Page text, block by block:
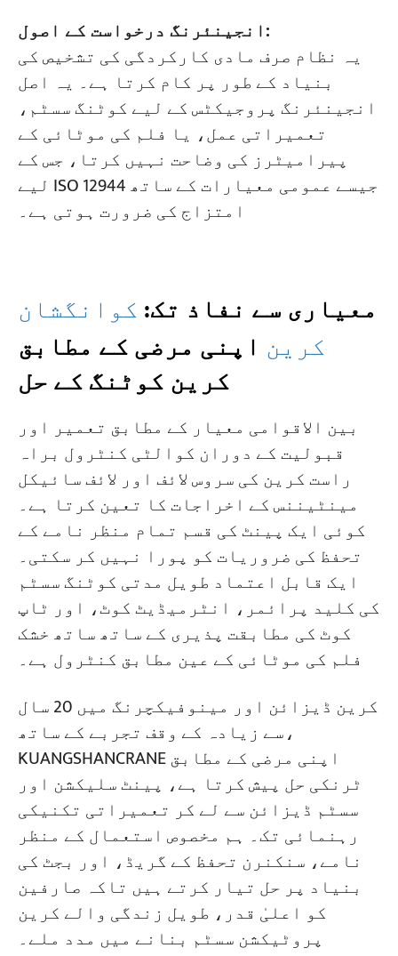
انجینئرنگ درخواست کے اصول:
یہ نظام صرف مادی کارکردگی کی تشخیص کی
بنیاد کے طور پر کام کرتا ہے۔ یہ اصل
انجینئرنگ پروجیکٹس کے لیے کوٹنگ سسٹم،
تعمیراتی عمل، یا فلم کی موٹائی کے
پیرامیٹرز کی وضاحت نہیں کرتا، جس کے
لیے ISO 12944 جیسے عمومی معیارات کے ساتھ
امتزاج کی ضرورت ہوتی ہے۔
معیاری سے نفاذ تک:کوانگشان
کرین اپنی مرضی کے مطابق
کرین کوٹنگ کے حل
بین الاقوامی معیار کے مطابق تعمیر اور
قبولیت کے دوران کوالٹی کنٹرول براہ
راست کرین کی سروس لائف اور لائف سائیکل
مینٹیننس کے اخراجات کا تعین کرتا ہے۔
کوئی ایک پینٹ کی قسم تمام منظر نامے کے
تحفظ کی ضروریات کو پورا نہیں کر سکتی۔
ایک قابل اعتماد طویل مدتی کوٹنگ سسٹم
کی کلید پرائمر، انٹرمیڈیٹ کوٹ، اور ٹاپ
کوٹ کی مطابقت پذیری کے ساتھ ساتھ خشک
فلم کی موٹائی کے عین مطابق کنٹرول ہے۔
کرین ڈیزائن اور مینوفیکچرنگ میں 20 سال
سے زیادہ کے وقف تجربے کے ساتھ،
KUANGSHANCRANE اپنی مرضی کے مطابق
ٹرنکی حل پیش کرتا ہے، پینٹ سلیکشن اور
سسٹم ڈیزائن سے لے کر تعمیراتی تکنیکی
رہنمائی تک۔ ہم مخصوص استعمال کے منظر
نامے، سنکنرن تحفظ کے گریڈ، اور بجٹ کی
بنیاد پر حل تیار کرتے ہیں تاکہ صارفین
کو اعلیٰ قدر، طویل زندگی والے کرین
پروٹیکشن سسٹم بنانے میں مدد ملے۔